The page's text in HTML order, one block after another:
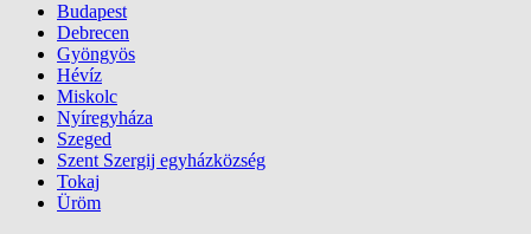
Budapest
Debrecen
Gyöngyös
Hévíz
Miskolc
Nyíregyháza
Szeged
Szent Szergij egyházközség
Tokaj
Üröm